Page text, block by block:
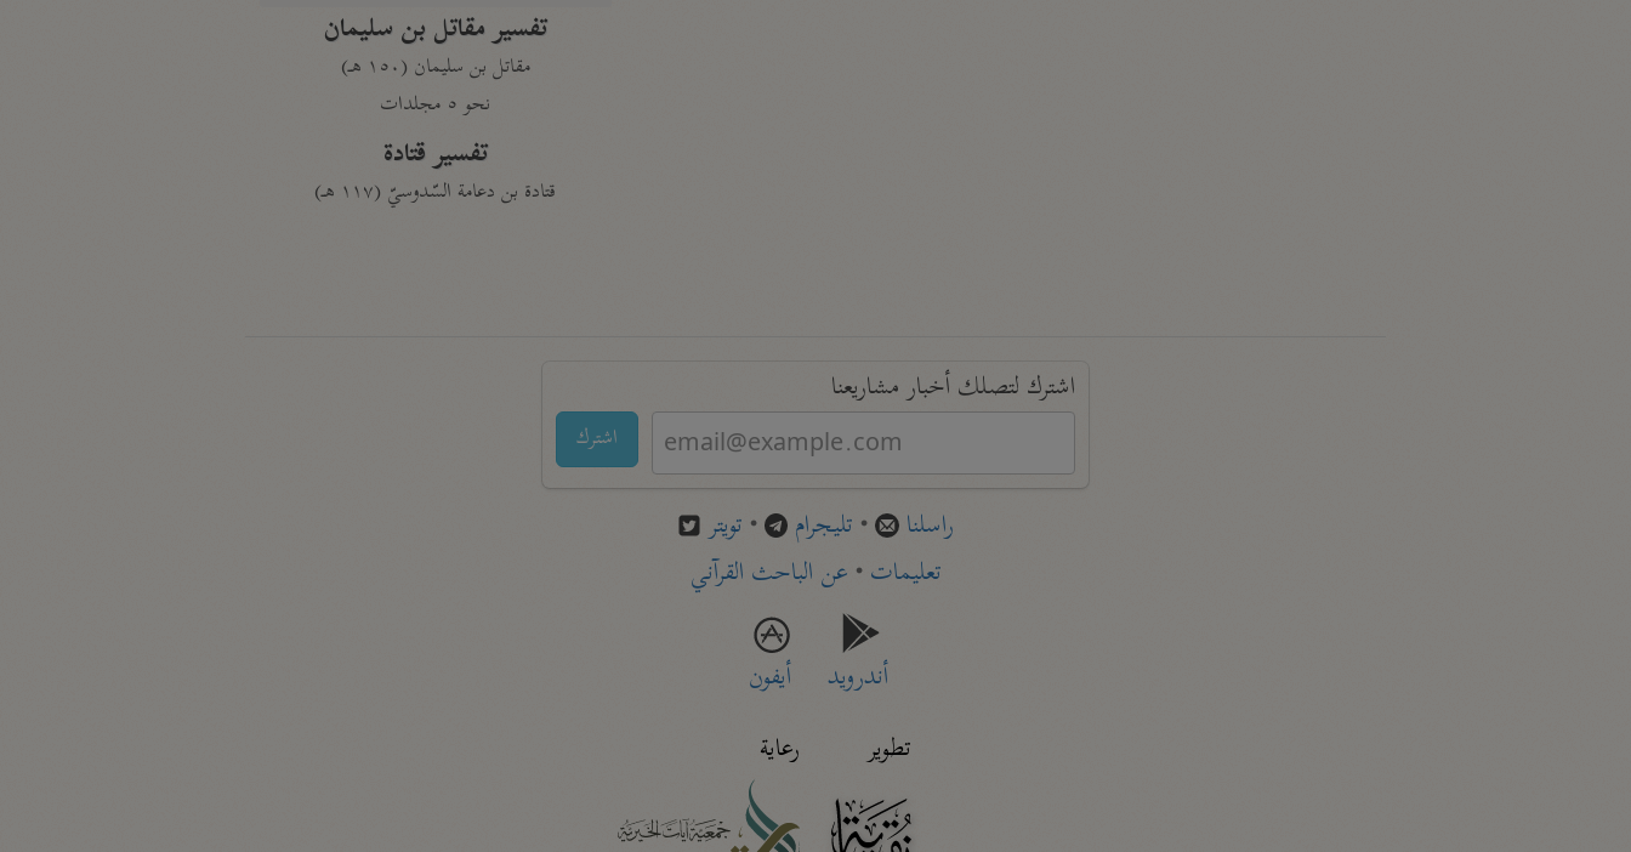
تفسير مقاتل بن سليمان
مقاتل بن سليمان (١٥٠ هـ)
نحو ٥ مجلدات
تفسير قتادة
قتادة بن دعامة السّدوسيّ (١١٧ هـ)
اشترك لتصلك أخبار مشاريعنا
اشترك
راسلنا • تليجرام • تويتر
تعليمات• عن الباحث القرآني
أندرويد
أيفون
تطوير
رعاية